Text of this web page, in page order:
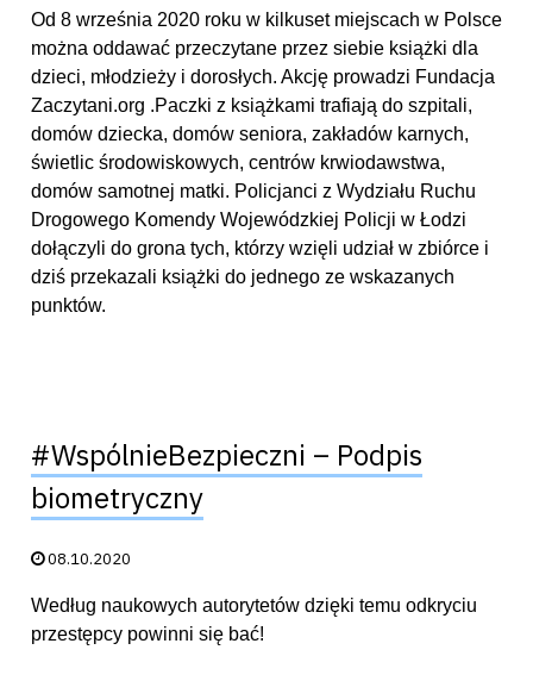
Od 8 września 2020 roku w kilkuset miejscach w Polsce
można oddawać przeczytane przez siebie książki dla
dzieci, młodzieży i dorosłych. Akcję prowadzi Fundacja
Zaczytani.org .Paczki z książkami trafiają do szpitali,
domów dziecka, domów seniora, zakładów karnych,
świetlic środowiskowych, centrów krwiodawstwa,
domów samotnej matki. Policjanci z Wydziału Ruchu
Drogowego Komendy Wojewódzkiej Policji w Łodzi
dołączyli do grona tych, którzy wzięli udział w zbiórce i
dziś przekazali książki do jednego ze wskazanych
punktów.
#WspólnieBezpieczni – Podpis
biometryczny
Data publikacji:
08.10.2020
Według naukowych autorytetów dzięki temu odkryciu
przestępcy powinni się bać!